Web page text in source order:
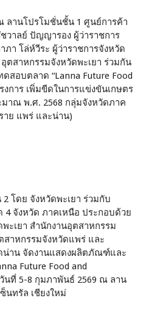
ลานโปรโมชั่นชั้น 1 ศูนย์การค้า
วาลย์ ปัญญารอง ผู้ว่าราชการ
ภา โล่ห์วีระ ผู้ว่าราชการจังหวัด
ตสาหกรรมจังหวัดพะเยา ร่วมกัน
อบตลาด “Lanna Future Food
งการ เพิ่มขีดในการแข่งขันเกษตร
าณ พ.ศ. 2568 กลุ่มจังหวัดภาค
าย แพร่ และน่าน)
โดย จังหวัดพะเยา ร่วมกับ
4 จังหวัด ภาคเหนือ ประกอบด้วย
ะเยา สำนักงานอุตสาหกรรม
สาหกรรมจังหวัดแพร่ และ
น่าน จัดงานแสดงผลิตภัณฑ์และ
Future Food and
วันที่ 5-8 กุมภาพันธ์ 2569 ณ ลาน
นทรัล เชียงใหม่